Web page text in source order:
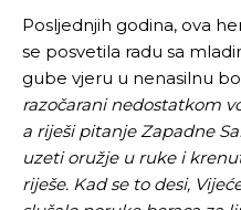
Pusti
Pusti
Posljednjih godina, ova
se posvetila radu sa
gube vjeru u nenasilnu
razočarani nedostatkom
a riješi pitanje Zapadne
uzeti oružje u ruke i
riješe. Kad se to desi,